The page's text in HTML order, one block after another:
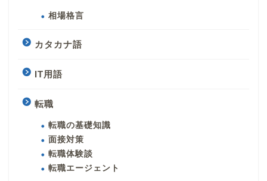
相場格言
カタカナ語
IT用語
転職
転職の基礎知識
面接対策
転職体験談
転職エージェント